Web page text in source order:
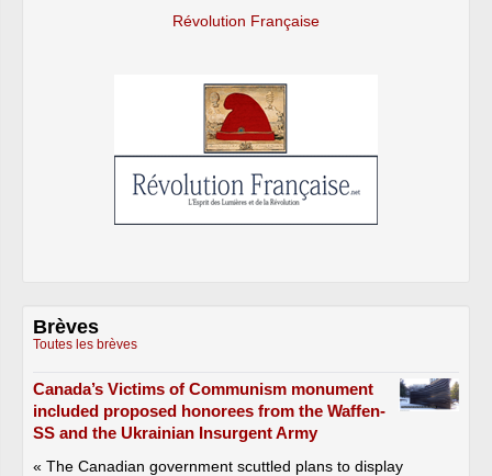
Révolution Française
Brèves
Toutes les brèves
Canada’s Victims of Communism monument
included proposed honorees from the Waffen-
SS and the Ukrainian Insurgent Army
« The Canadian government scuttled plans to display